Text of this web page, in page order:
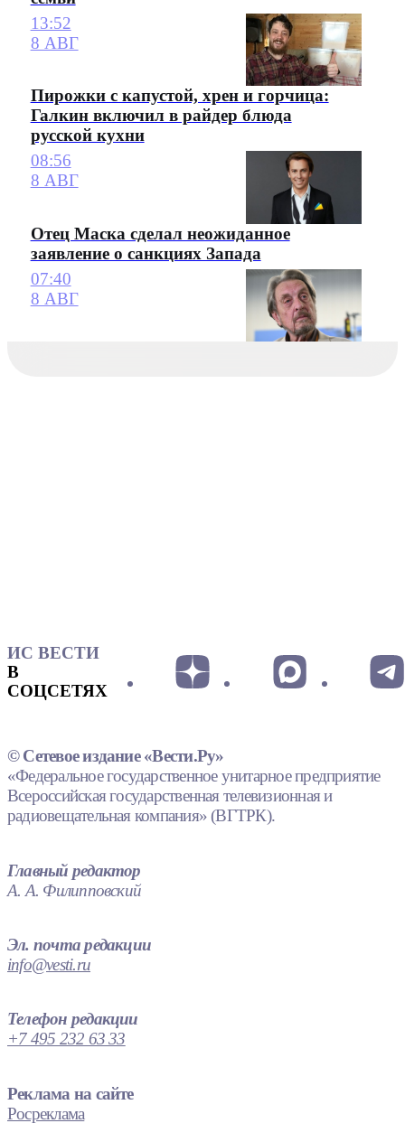
13:52
8 АВГ
Пирожки с капустой, хрен и горчица:
Галкин включил в райдер блюда
русской кухни
08:56
8 АВГ
Отец Маска сделал неожиданное
заявление о санкциях Запада
07:40
8 АВГ
ИС ВЕСТИ
В
СОЦСЕТЯХ
© Сетевое издание «Вести.Ру»
«Федеральное государственное унитарное предприятие
Всероссийская государственная телевизионная и
радиовещательная компания» (ВГТРК).
Главный редактор
А. А. Филипповский
Эл. почта редакции
info@vesti.ru
Телефон редакции
+7 495 232 63 33
Реклама на сайте
Росреклама